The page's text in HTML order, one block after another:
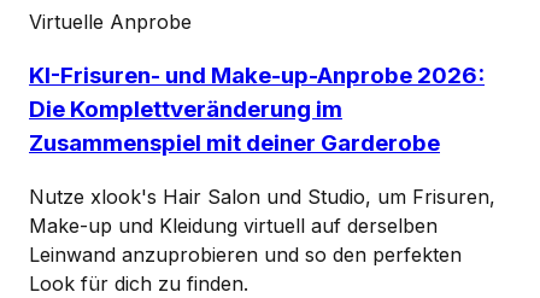
Virtuelle Anprobe
KI-Frisuren- und Make-up-Anprobe 2026:
Die Komplettveränderung im
Zusammenspiel mit deiner Garderobe
Nutze xlook's Hair Salon und Studio, um Frisuren,
Make-up und Kleidung virtuell auf derselben
Leinwand anzuprobieren und so den perfekten
Look für dich zu finden.